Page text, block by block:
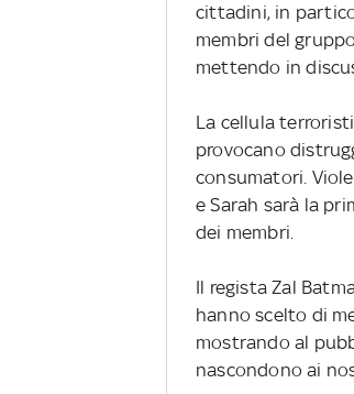
cittadini, in
membri del
mettendo in
La cellula
provocano
consumatori.
e Sarah sarà la
dei membri.
Il regista Zal
hanno scelto di
mostrando al
nascondono ai